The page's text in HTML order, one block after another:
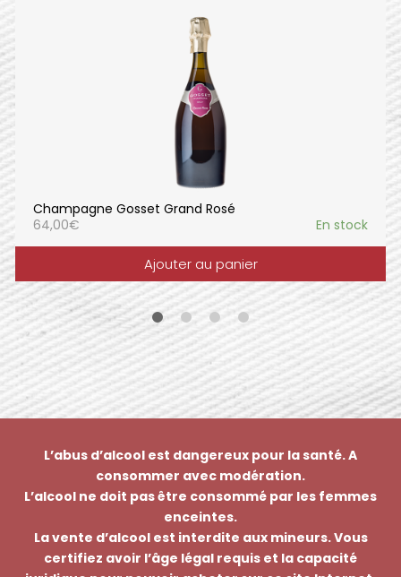
Champagne Gosset Grand Rosé
64,00€ En stock
Ajouter au panier
L’abus d’alcool est dangereux pour la santé. A
consommer avec modération.
L’alcool ne doit pas être consommé par les femmes
enceintes.
La vente d’alcool est interdite aux mineurs. Vous
certifiez avoir l’âge légal requis et la capacité